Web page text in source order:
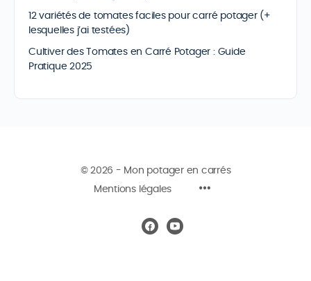
12 variétés de tomates faciles pour carré potager (+
lesquelles j’ai testées)
Cultiver des Tomates en Carré Potager : Guide
Pratique 2025
© 2026 - Mon potager en carrés
Mentions légales